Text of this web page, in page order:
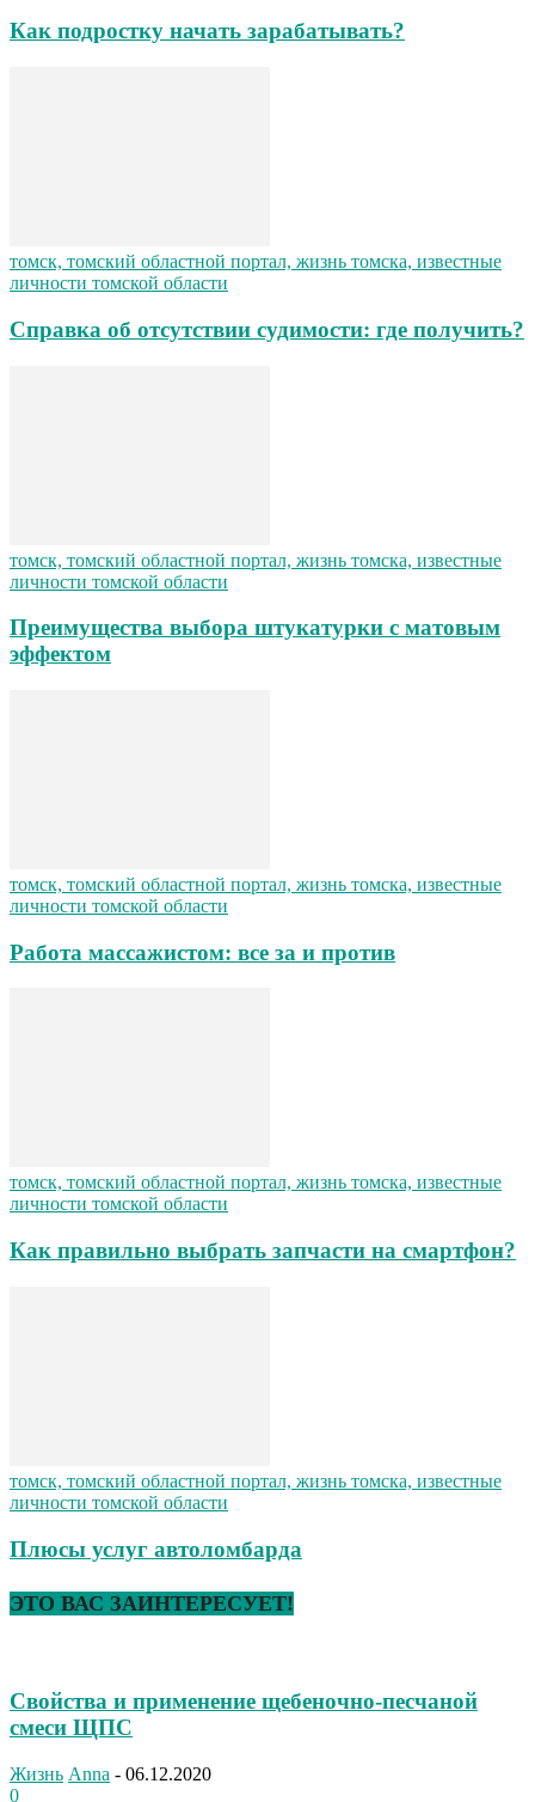
Как подростку начать зарабатывать?
томск, томский областной портал, жизнь томска, известные
личности томской области
Справка об отсутствии судимости: где получить?
томск, томский областной портал, жизнь томска, известные
личности томской области
Преимущества выбора штукатурки с матовым
эффектом
томск, томский областной портал, жизнь томска, известные
личности томской области
Работа массажистом: все за и против
томск, томский областной портал, жизнь томска, известные
личности томской области
Как правильно выбрать запчасти на смартфон?
томск, томский областной портал, жизнь томска, известные
личности томской области
Плюсы услуг автоломбарда
ЭТО ВАС ЗАИНТЕРЕСУЕТ!
Свойства и применение щебеночно-песчаной
смеси ЩПС
Жизнь Anna - 06.12.2020
0